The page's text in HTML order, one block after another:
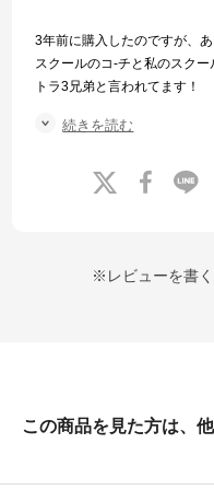
3年前に購入したのですが、
スクールのコ-チと私のスク
トラ3兄弟と言われてます！
また色が大変良く、強そうに
もう1本購入しようか迷って
続きを読む
※レビューを書
この商品を見た方は、